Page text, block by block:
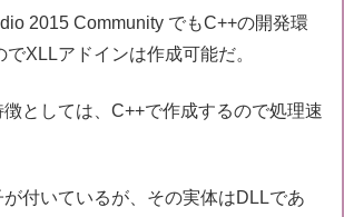
2015 Community でもC++の開発環
XLLアドインは作成可能だ。
としては、C++で作成するので処理速
付いているが、その実体はDLLであ